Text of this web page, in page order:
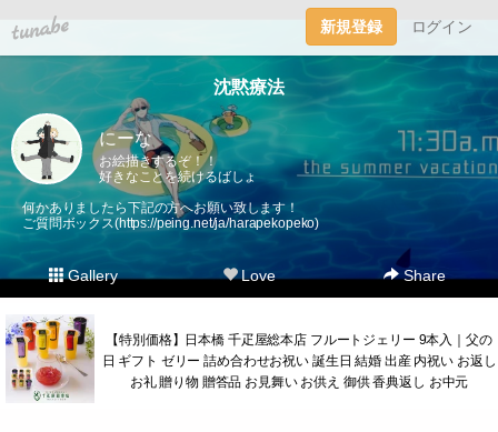
tuna.be 新規登録 ログイン
沈黙療法
にーな
お絵描きするぞ！！
好きなことを続けるばしょ
何かありましたら下記の方へお願い致します！
ご質問ボックス(https://peing.net/ja/harapekopeko)
Gallery Love Share
【特別価格】日本橋 千疋屋総本店 フルートジェリー 9本入｜父の
日 ギフト ゼリー 詰め合わせお祝い 誕生日 結婚 出産 内祝い お返し
お礼 贈り物 贈答品 お見舞い お供え 御供 香典返し お中元